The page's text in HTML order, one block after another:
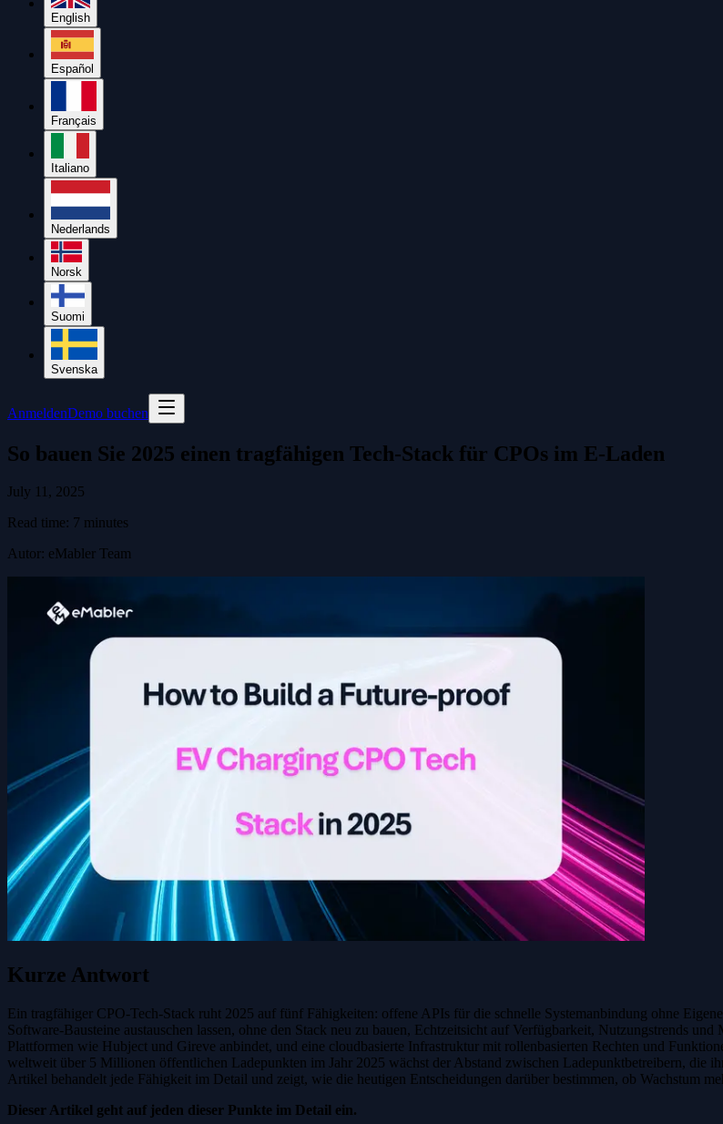
English
Español
Français
Italiano
Nederlands
Norsk
Suomi
Svenska
AnmeldenDemo buchen
So bauen Sie 2025 einen tragfähigen Tech-Stack für CPOs im E-Laden
July 11, 2025
Read time: 7 minutes
Autor: eMabler Team
Kurze Antwort
Ein tragfähiger CPO-Tech-Stack ruht 2025 auf fünf Fähigkeiten: offene APIs für die schnelle Systemanbindung ohne
Software-Bausteine austauschen lassen, ohne den Stack neu zu bauen, Echtzeitsicht auf Verfügbarkeit, Nutzungstrends
Plattformen wie Hubject und Gireve anbindet, und eine cloudbasierte Infrastruktur mit rollenbasierten Rechten und
weltweit über 5 Millionen öffentlichen Ladepunkten im Jahr 2025 wächst der Abstand zwischen Ladepunktbetreibern, die
Artikel behandelt jede Fähigkeit im Detail und zeigt, wie die heutigen Entscheidungen darüber bestimmen, ob Wachstum
Dieser Artikel geht auf jeden dieser Punkte im Detail ein.